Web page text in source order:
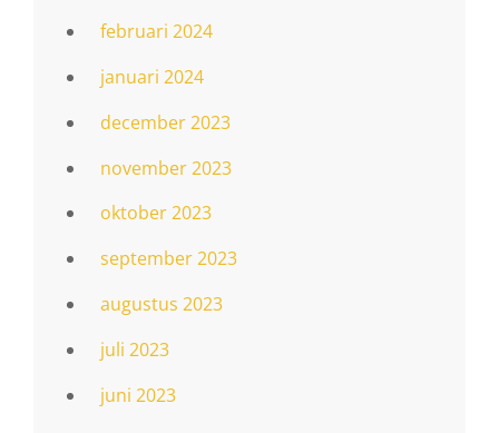
februari 2024
januari 2024
december 2023
november 2023
oktober 2023
september 2023
augustus 2023
juli 2023
juni 2023